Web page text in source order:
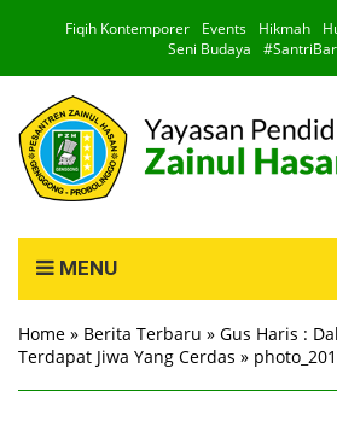
Fiqih Kontemporer Events Hikmah
Seni Budaya
MENU
Home » Berita Terbaru » Gus Haris :
Terdapat Jiwa Yang Cerdas »